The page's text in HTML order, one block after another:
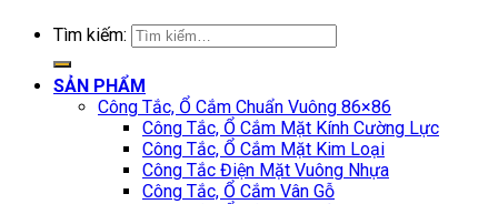
Tìm kiếm:
SẢN PHẨM
Công Tắc, Ổ Cắm Chuẩn Vuông 86×86
Công Tắc, Ổ Cắm Mặt Kính Cường Lực
Công Tắc, Ổ Cắm Mặt Kim Loại
Công Tắc Điện Mặt Vuông Nhựa
Công Tắc, Ổ Cắm Vân Gỗ